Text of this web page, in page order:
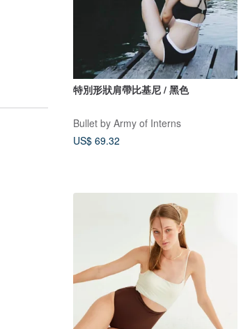
特別形狀肩帶比基尼 / 黑色
Bullet by Army of Interns
US$ 69.32